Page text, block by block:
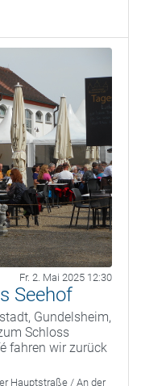
Fr. 2. Mai 2025 12:30
Seehof
Gundelsheim,
Schloss
fahren wir zurück
Hauptstraße / An der